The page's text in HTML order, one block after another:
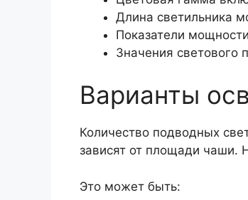
Длина светильника
Показатели
Значения светового
Варианты
Количество подводных
зависят от площади чаши.
Это может быть: